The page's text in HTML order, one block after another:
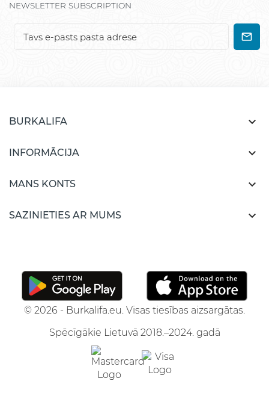
NEWSLETTER SUBSCRIPTION
BURKALIFA 
INFORMĀCIJA 
MANS KONTS 
SAZINIETIES AR MUMS 
© 2026 - Burkalifa.eu. Visas tiesības aizsargātas.
Spēcīgākie Lietuvā 2018.–2024. gadā